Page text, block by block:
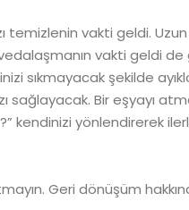
vakti geldi.
vakti geldi
şekilde
sağlayacak. Bir eşyayı
kendinizi yönlendirerek
Geri dönüşüm